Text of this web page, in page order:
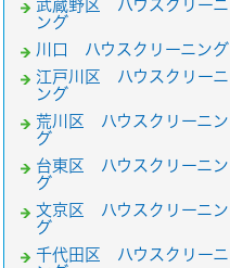
武蔵野区 ハウスクリーニ
ング
川口 ハウスクリーニング
江戸川区 ハウスクリーニ
ング
荒川区 ハウスクリーニン
グ
台東区 ハウスクリーニン
グ
文京区 ハウスクリーニン
グ
千代田区 ハウスクリーニ